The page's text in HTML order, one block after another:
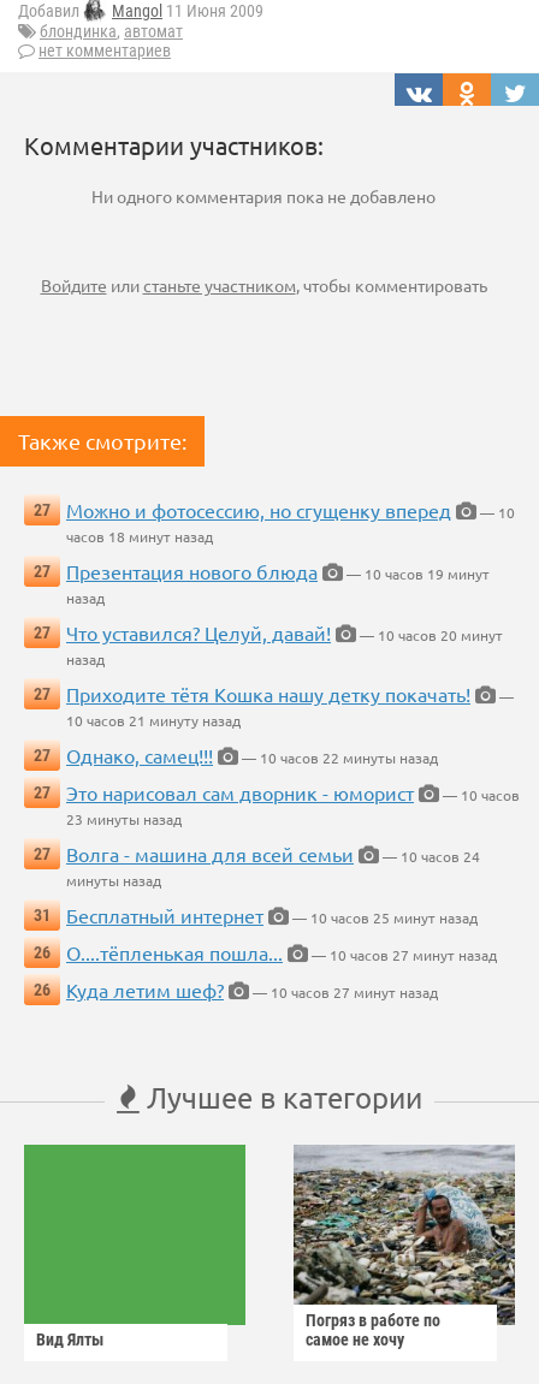
Добавил Mangol 11 Июня 2009
блондинка, автомат
нет комментариев
Комментарии участников:
Ни одного комментария пока не добавлено
Войдите илистаньте участником, чтобы комментировать
Также смотрите:
27 Можно и фотосессию, но сгущенку вперед
— 10
часов 18 минут назад
27
Презентация нового блюда
— 10 часов 19 минут
назад
27
Что уставился? Целуй, давай!
— 10 часов 20 минут
назад
27
Приходите тётя Кошка нашу детку покачать!
—
10 часов 21 минуту назад
27
Однако, самец!!!
— 10 часов 22 минуты назад
27
Это нарисовал сам дворник - юморист
— 10 часов
23 минуты назад
27
Волга - машина для всей семьи
— 10 часов 24
минуты назад
31
Бесплатный интернет
— 10 часов 25 минут назад
26
О....тёпленькая пошла...
— 10 часов 27 минут назад
26
Куда летим шеф? — 10 часов 27 минут назад
Лучшее в категории
Вид Ялты
Погряз в работе по
самое не хочу